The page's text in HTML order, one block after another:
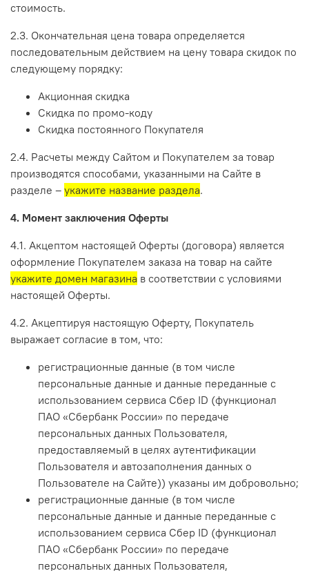
стоимость.
2.3. Окончательная цена товара определяется
последовательным действием на цену товара скидок по
следующему порядку:
Акционная скидка
Скидка по промо-коду
Скидка постоянного Покупателя
2.4. Расчеты между Сайтом и Покупателем за товар
производятся способами, указанными на Сайте в
разделе – укажите название раздела.
4. Момент заключения Оферты
4.1. Акцептом настоящей Оферты (договора) является
оформление Покупателем заказа на товар на сайте
укажите домен магазина в соответствии с условиями
настоящей Оферты.
4.2. Акцептируя настоящую Оферту, Покупатель
выражает согласие в том, что:
регистрационные данные (в том числе
персональные данные и данные переданные с
использованием сервиса Сбер ID (функционал
ПАО «Сбербанк России» по передаче
персональных данных Пользователя,
предоставляемый в целях аутентификации
Пользователя и автозаполнения данных о
Пользователе на Сайте)) указаны им добровольно;
регистрационные данные (в том числе
персональные данные и данные переданные с
использованием сервиса Сбер ID (функционал
ПАО «Сбербанк России» по передаче
персональных данных Пользователя,